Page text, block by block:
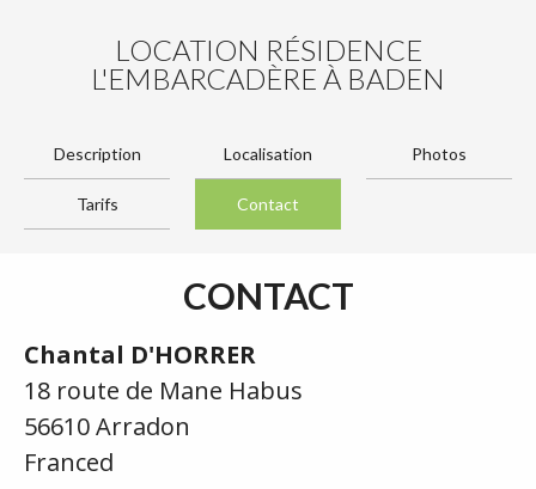
LOCATION RÉSIDENCE
L'EMBARCADÈRE À BADEN
Description Localisation Photos
Tarifs Contact
CONTACT
Chantal D'HORRER
18 route de Mane Habus
56610 Arradon
Franced